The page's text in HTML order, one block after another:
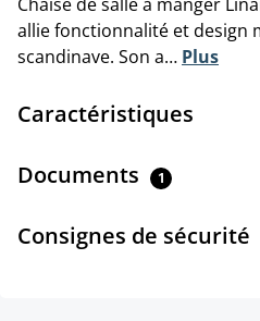
allie fonctionnalité et design
scandinave. Son a… Plus
Caractéristiques
Documents 1
Consignes de sécurité